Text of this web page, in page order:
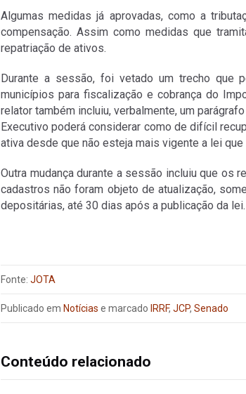
Algumas medidas já aprovadas, como a
compensação. Assim como medidas que
repatriação de ativos.
Durante a sessão, foi vetado um trecho que
municípios para fiscalização e cobrança do
relator também incluiu, verbalmente, um
Executivo poderá considerar como de difícil
ativa desde que não esteja mais vigente a lei que
Outra mudança durante a sessão incluiu que os
cadastros não foram objeto de atualização,
depositárias, até 30 dias após a publicação da lei.
Fonte: JOTA
Publicado em Notícias e marcado IRRF, JCP, Senado
Conteúdo relacionado